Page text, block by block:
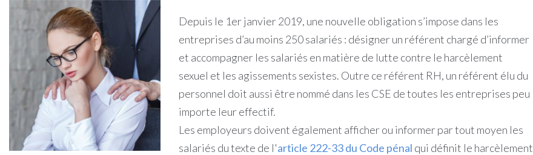
Depuis le 1er janvier 2019, une nouvelle obligation s’impose dans les
entreprises d’au moins 250 salariés : désigner un référent chargé d’informer
et accompagner les salariés en matière de lutte contre le harcèlement
sexuel et les agissements sexistes. Outre ce référent RH, un référent élu du
personnel doit aussi être nommé dans les CSE de toutes les entreprises peu
importe leur effectif.
Les employeurs doivent également afficher ou informer par tout moyen les
salariés du texte de l'article 222-33 du Code pénal qui définit le harcèlement